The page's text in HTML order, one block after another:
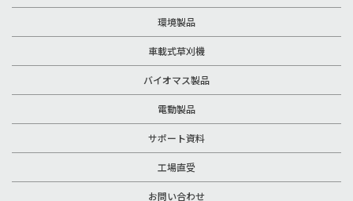
環境製品
車載式草刈機
バイオマス製品
電動製品
サポート資料
工場直受
お問い合わせ